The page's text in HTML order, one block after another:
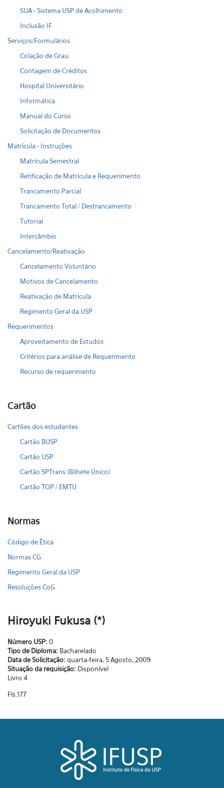
SUA - Sistema USP de Acolhimento
Inclusão IF
Serviços/Formulários
Colação de Grau
Contagem de Créditos
Hospital Universitário
Informática
Manual do Curso
Solicitação de Documentos
Matrícula - Instruções
Matrícula Semestral
Retificação de Matrícula e Requerimento
Trancamento Parcial
Trancamento Total / Destrancamento
Tutorial
Intercâmbio
Cancelamento/Reativação
Cancelamento Voluntário
Motivos de Cancelamento
Reativação de Matrícula
Regimento Geral da USP
Requerimentos
Aproveitamento de Estudos
Critérios para análise de Requerimento
Recurso de requerimento
Cartão
Cartões dos estudantes
Cartão BUSP
Cartão USP
Cartão SPTrans (Bilhete Único)
Cartão TOP / EMTU
Normas
Código de Ética
Normas CG
Regimento Geral da USP
Resoluções CoG
Hiroyuki Fukusa (*)
Número USP: 0
Tipo de Diploma: Bacharelado
Data de Solicitação: quarta-feira, 5 Agosto, 2009
Situação da requisição: Disponível
Livro 4
Fls.177